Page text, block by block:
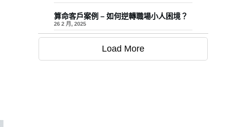
算命客戶案例 – 如何逆轉職場小人困境？
26 2 月, 2025
Load More